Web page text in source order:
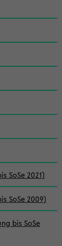
SoSe 2021)
SoSe 2009)
bis SoSe